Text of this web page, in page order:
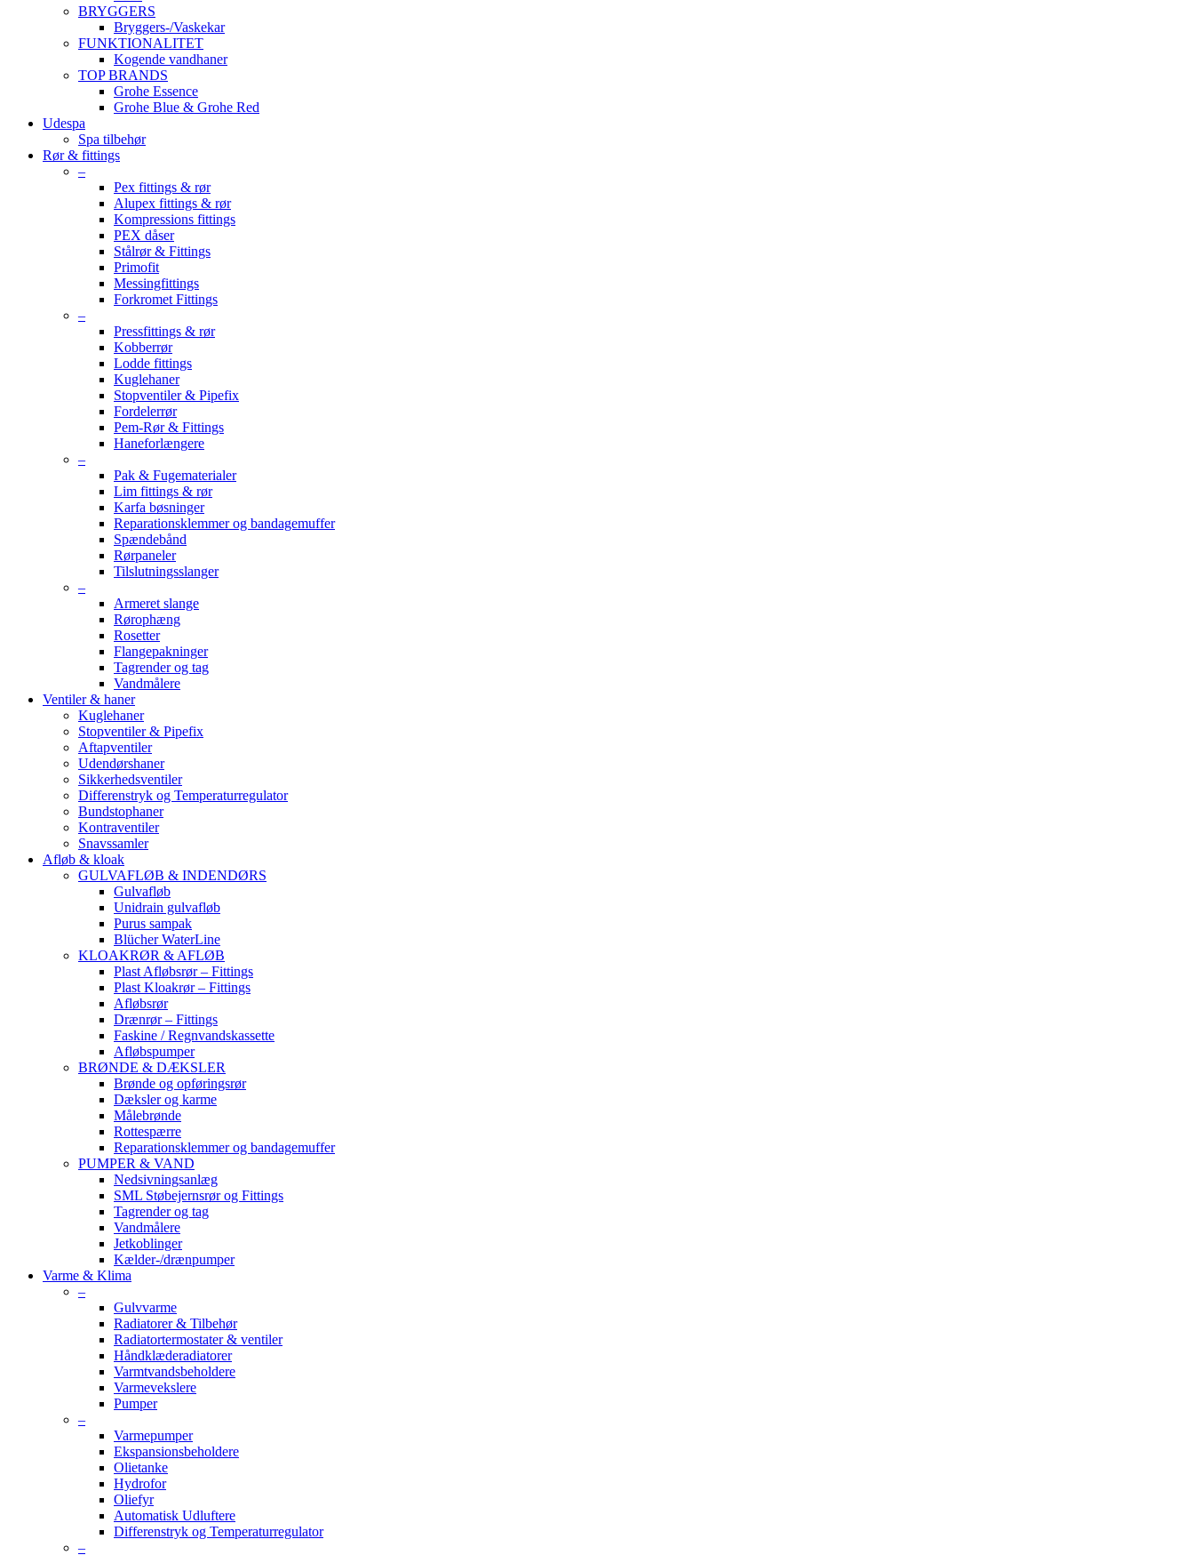
BRYGGERS
Bryggers-/Vaskekar
FUNKTIONALITET
Kogende vandhaner
TOP BRANDS
Grohe Essence
Grohe Blue & Grohe Red
Udespa
Spa tilbehør
Rør & fittings
–
Pex fittings & rør
Alupex fittings & rør
Kompressions fittings
PEX dåser
Stålrør & Fittings
Primofit
Messingfittings
Forkromet Fittings
–
Pressfittings & rør
Kobberrør
Lodde fittings
Kuglehaner
Stopventiler & Pipefix
Fordelerrør
Pem-Rør & Fittings
Haneforlængere
–
Pak & Fugematerialer
Lim fittings & rør
Karfa bøsninger
Reparationsklemmer og bandagemuffer
Spændebånd
Rørpaneler
Tilslutningsslanger
–
Armeret slange
Rørophæng
Rosetter
Flangepakninger
Tagrender og tag
Vandmålere
Ventiler & haner
Kuglehaner
Stopventiler & Pipefix
Aftapventiler
Udendørshaner
Sikkerhedsventiler
Differenstryk og Temperaturregulator
Bundstophaner
Kontraventiler
Snavssamler
Afløb & kloak
GULVAFLØB & INDENDØRS
Gulvafløb
Unidrain gulvafløb
Purus sampak
Blücher WaterLine
KLOAKRØR & AFLØB
Plast Afløbsrør – Fittings
Plast Kloakrør – Fittings
Afløbsrør
Drænrør – Fittings
Faskine / Regnvandskassette
Afløbspumper
BRØNDE & DÆKSLER
Brønde og opføringsrør
Dæksler og karme
Målebrønde
Rottespærre
Reparationsklemmer og bandagemuffer
PUMPER & VAND
Nedsivningsanlæg
SML Støbejernsrør og Fittings
Tagrender og tag
Vandmålere
Jetkoblinger
Kælder-/drænpumper
Varme & Klima
–
Gulvvarme
Radiatorer & Tilbehør
Radiatortermostater & ventiler
Håndklæderadiatorer
Varmtvandsbeholdere
Varmevekslere
Pumper
–
Varmepumper
Ekspansionsbeholdere
Olietanke
Hydrofor
Oliefyr
Automatisk Udluftere
Differenstryk og Temperaturregulator
–